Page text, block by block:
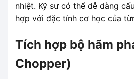
nhiệt. Kỹ sư có thể dễ dàng
hợp với đặc tính cơ học của
Tích hợp bộ hãm
Chopper)